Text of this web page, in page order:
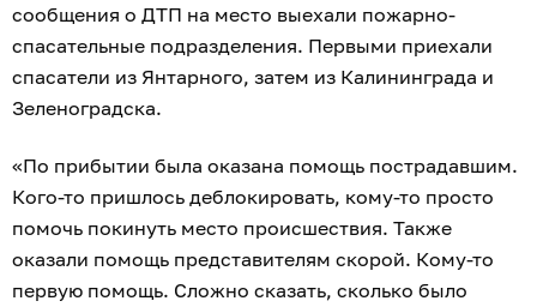
сообщения о ДТП на место выехали пожарно-
спасательные подразделения. Первыми приехали
спасатели из Янтарного, затем из Калининграда и
Зеленоградска.
«По прибытии была оказана помощь пострадавшим.
Кого-то пришлось деблокировать, кому-то просто
помочь покинуть место происшествия. Также
оказали помощь представителям скорой. Кому-то
первую помощь. Сложно сказать, сколько было